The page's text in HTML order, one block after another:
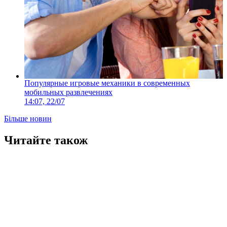
Популярные игровые механики в современных
мобильных развлечениях
14:07, 22/07
Більше новин
Читайте також